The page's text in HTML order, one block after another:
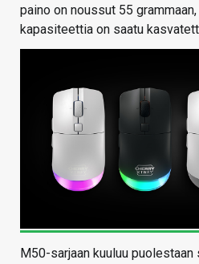
paino on noussut 55
kapasiteettia on saatu
M50-sarjaan kuuluu